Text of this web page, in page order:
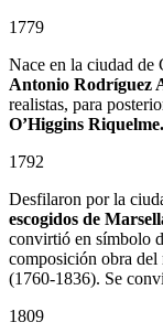
1779
Nace en la ciudad
Antonio Rodríguez
realistas, para
O’Higgins Riquelme.
1792
Desfilaron por la
escogidos de
convirtió en símbolo
composición obra del
(1760-1836). Se
1809